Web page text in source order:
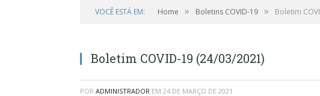
VOCÊ ESTÁ EM: Home » Boletins COVID-19 » Boletim
Boletim COVID-19 (24/03/2021)
POR ADMINISTRADOR EM 24 DE MARÇO DE 2021